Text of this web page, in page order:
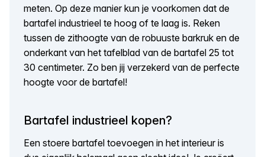
meten. Op deze manier kun je voorkomen dat de
bartafel industrieel te hoog of te laag is. Reken
tussen de zithoogte van de robuuste barkruk en de
onderkant van het tafelblad van de bartafel 25 tot
30 centimeter. Zo ben jij verzekerd van de perfecte
hoogte voor de bartafel!
Bartafel industrieel kopen?
Een stoere bartafel toevoegen in het interieur is